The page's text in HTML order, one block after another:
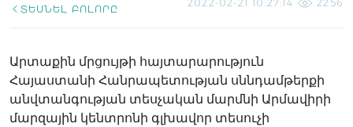
ՏԵՍՆԵԼ ԲՈԼՈՐԸ
2022-02-21 10:27:14 2256
Արտաքին մրցույթի հայտարարություն
Հայաստանի Հանրապետության սննդամթերքի
անվտանգության տեսչական մարմնի Արմավիրի
մարզային կենտրոնի գլխավոր տեսուչի